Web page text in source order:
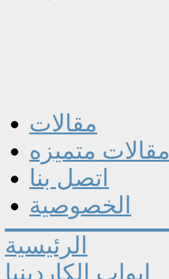
مقالات
مقالات متميزه
اتصل بنا
الخصوصية
الرئيسية
ابواب الكاردينيا